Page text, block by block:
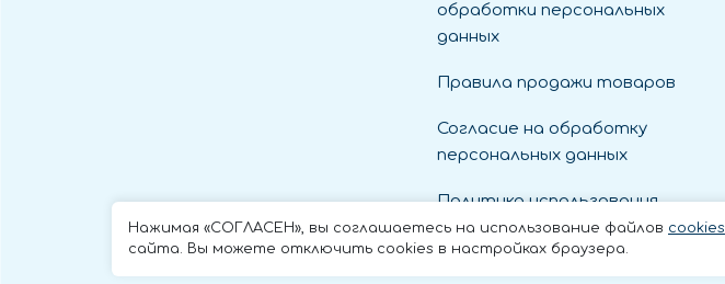
Нажимая «СОГЛАСЕН», вы соглашаетесь на использование файлов cookies
сайта. Вы можете отключить cookies в настройках браузера.
обработки персональных
данных
Правила продажи товаров
Согласие на обработку
персональных данных
Политика использования
cookies